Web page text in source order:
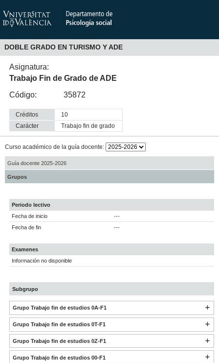
DOBLE GRADO EN TURISMO Y ADE
Asignatura:
Trabajo Fin de Grado de ADE
Código:
35872
Créditos
10
Carácter
trabajo fin de grado
Curso académico de la guía docente:
Guía docente 2025-2026
Grupos
Periodo lectivo
Fecha de inicio
---
Fecha de fin
---
Examenes
Información no disponible
Subgrupo
Grupo Trabajo fin de estudios 0A-F1
Grupo Trabajo fin de estudios 0T-F1
Grupo Trabajo fin de estudios 0Z-F1
Grupo Trabajo fin de estudios 00-F1